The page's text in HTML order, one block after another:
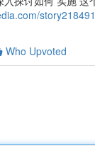
Who Upvoted